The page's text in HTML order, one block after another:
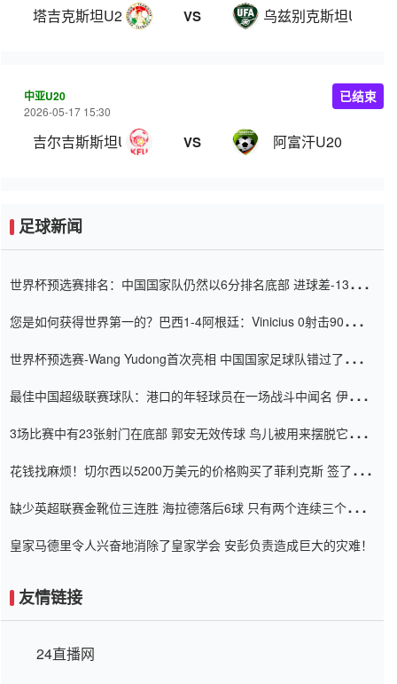
塔吉克斯坦U20 VS 乌兹别克斯坦U19
中亚U20
2026-05-17 15:30
吉尔吉斯斯坦U20 VS 阿富汗U20
已结束
足球新闻
世界杯预选赛排名：中国国家队仍然以6分排名底部 进球差-13令人
您是如何获得世界第一的？巴西1-4阿根廷：Vinicius 0射击90分钟
世界杯预选赛-Wang Yudong首次亮相 中国国家足球队错过了世界
最佳中国超级联赛球队：港口的年轻球员在一场战斗中闻名 伊万放
3场比赛中有23张射门在底部 郭安无效传球 鸟儿被用来摆脱它
花钱找麻烦！切尔西以5200万美元的价格购买了菲利克斯 签了7年
缺少英超联赛金靴位三连胜 海拉德落后6球 只有两个连续三个连续
皇家马德里令人兴奋地消除了皇家学会 安彭负责造成巨大的灾难！
友情链接
24直播网